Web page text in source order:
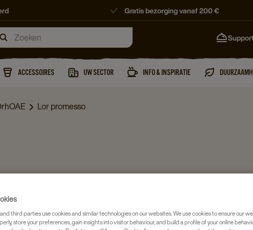
Gratis bezorging vanaf 200 €
ACCESSOIRES UW SECTOR INFO & INSPIRATIE
Lor promesso
third parties use cookies and similar technologies on our websites. We use cookies to ensure our
store your preferences, gain insights into visitor behaviour, and build a profile of your online